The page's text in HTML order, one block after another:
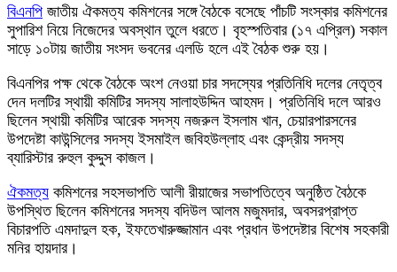
বিএনপি জাতীয় ঐকমত্য কমিশনের সঙ্গে বৈঠকে বসেছে পাঁচটি সংস্কার কমিশনের
সুপারিশ নিয়ে নিজেদের অবস্থান তুলে ধরতে। বৃহস্পতিবার (১৭ এপ্রিল) সকাল
সাড়ে ১০টায় জাতীয় সংসদ ভবনের এলডি হলে এই বৈঠক শুরু হয়।
বিএনপির পক্ষ থেকে বৈঠকে অংশ নেওয়া চার সদস্যের প্রতিনিধি দলের নেতৃত্ব
দেন দলটির স্থায়ী কমিটির সদস্য সালাহউদ্দিন আহমদ। প্রতিনিধি দলে আরও
ছিলেন স্থায়ী কমিটির আরেক সদস্য নজরুল ইসলাম খান, চেয়ারপারসনের
উপদেষ্টা কাউন্সিলের সদস্য ইসমাইল জবিহউল্লাহ এবং কেন্দ্রীয় সদস্য
ব্যারিস্টার রুহুল কুদ্দুস কাজল।
ঐকমত্য কমিশনের সহসভাপতি আলী রীয়াজের সভাপতিত্বে অনুষ্ঠিত বৈঠকে
উপস্থিত ছিলেন কমিশনের সদস্য বদিউল আলম মজুমদার, অবসরপ্রাপ্ত
বিচারপতি এমদাদুল হক, ইফতেখারুজ্জামান এবং প্রধান উপদেষ্টার বিশেষ সহকারী
মনির হায়দার।